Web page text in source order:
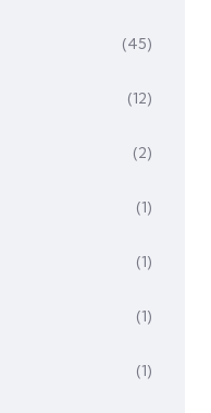
(45)
(12)
(2)
(1)
(1)
(1)
(1)